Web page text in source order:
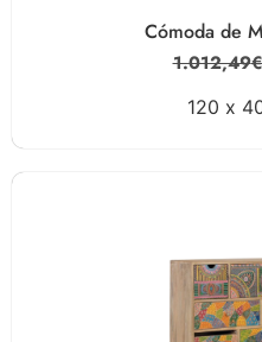
Cómoda de
1.012,49€
120 x